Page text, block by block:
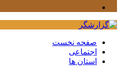
صفحه نخست
اجتماعی
استان ها